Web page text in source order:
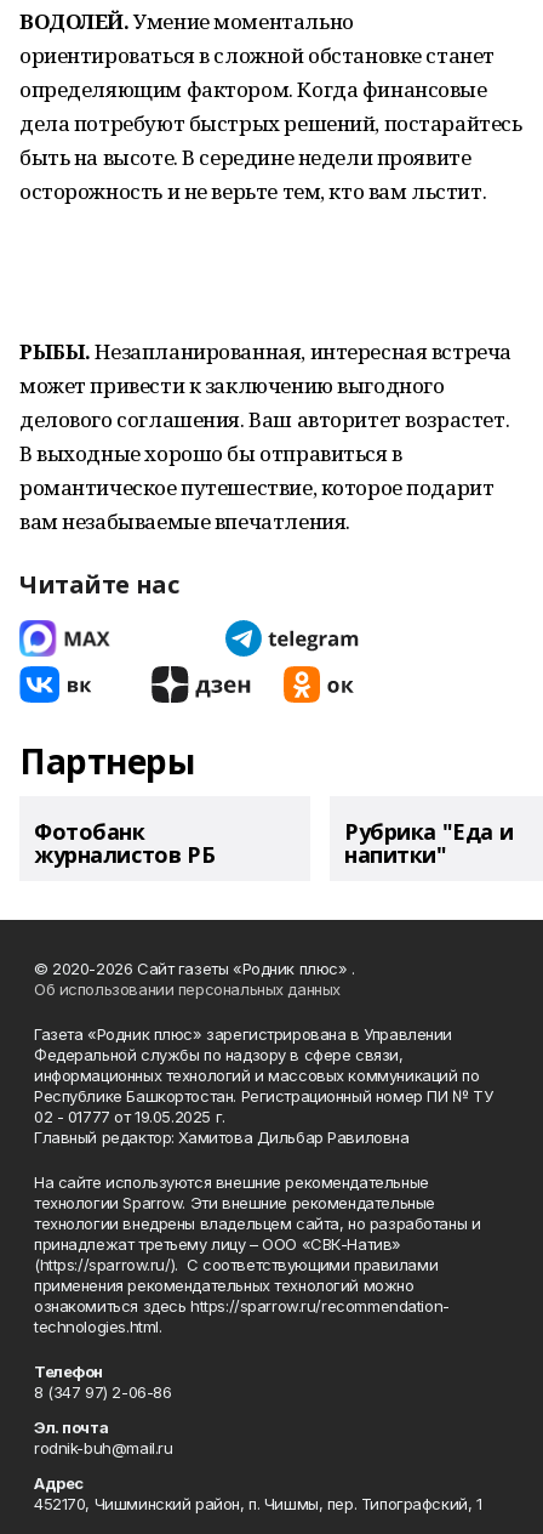
ВОДОЛЕЙ.Умение моментально
ориентироваться в сложной обстановке станет
определяющим фактором. Когда финансовые
дела потребуют быстрых решений, постарайтесь
быть на высоте. В середине недели проявите
осторожность и не верьте тем, кто вам льстит.
РЫБЫ.Незапланированная, интересная встреча
может привести к заключению выгодного
делового соглашения. Ваш авторитет возрастет.
В выходные хорошо бы отправиться в
романтическое путешествие, которое подарит
вам незабываемые впечатления.
Читайте нас
Партнеры
Фотобанк
журналистов РБ
Рубрика "Еда и
напитки"
© 2020-2026 Сайт газеты «Родник плюс» .
Об использовании персональных данных
Газета «Родник плюс» зарегистрирована в Управлении
Федеральной службы по надзору в сфере связи,
информационных технологий и массовых коммуникаций по
Республике Башкортостан. Регистрационный номер ПИ № ТУ
02 - 01777 от 19.05.2025 г.
Главный редактор: Хамитова Дильбар Равиловна
На сайте используются внешние рекомендательные
технологии Sparrow. Эти внешние рекомендательные
технологии внедрены владельцем сайта, но разработаны и
принадлежат третьему лицу – ООО «СВК-Натив»
(https://sparrow.ru/). С соответствующими правилами
применения рекомендательных технологий можно
ознакомиться здесь https://sparrow.ru/recommendation-
technologies.html.
Телефон
8 (347 97) 2-06-86
Эл. почта
rodnik-buh@mail.ru
Адрес
452170, Чишминский район, п. Чишмы, пер. Типографский, 1